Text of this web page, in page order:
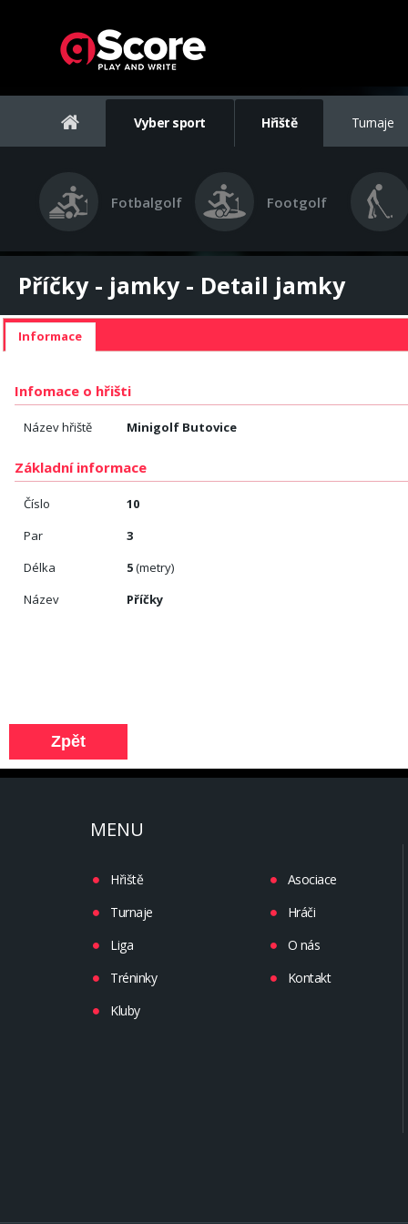
Vyber sport Hřiště Turnaje
Fotbalgolf Footgolf
Příčky - jamky - Detail jamky
Informace
Infomace o hřišti
Název hřiště Minigolf Butovice
Základní informace
Číslo
10
Par
3
Délka
5(metry)
Název
Příčky
MENU
Hřiště
Turnaje
Liga
Tréninky
Kluby
Asociace
Hráči
O nás
Kontakt